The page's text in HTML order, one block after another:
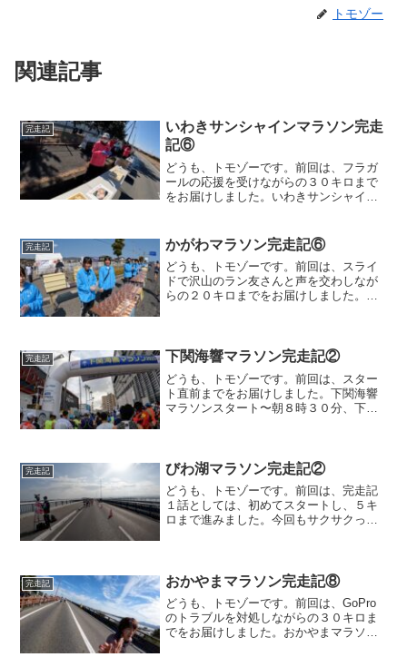
トモゾー
関連記事
完走記
いわきサンシャインマラソン完走
記⑥
どうも、トモゾーです。前回は、フラガ
ールの応援を受けながらの３０キロまで
をお届けしました。いわきサンシャイン
てミニトマトをいただきました。その後
にコンソメスープもあり、...
完走記 かがわマラソン完走記⑥
どうも、トモゾーです。前回は、スライ
ドで沢山のラン友さんと声を交わしなが
らの２０キロまでをお届けしました。か
あったので、こちらもいた...
完走記 下関海響マラソン完走記②
どうも、トモゾーです。前回は、スター
ト直前までをお届けしました。下関海響
マラソンスタート〜朝８時３０分、下関
て、なかなか自分のペース...
完走記 びわ湖マラソン完走記②
どうも、トモゾーです。前回は、完走記
１話としては、初めてスタートし、５キ
ロまで進みました。今回もサクサクっと
ました。こんな感じで短い...
完走記 おかやまマラソン完走記⑧
どうも、トモゾーです。前回は、GoPro
のトラブルを対処しながらの３０キロま
でをお届けしました。おかやまマラソン